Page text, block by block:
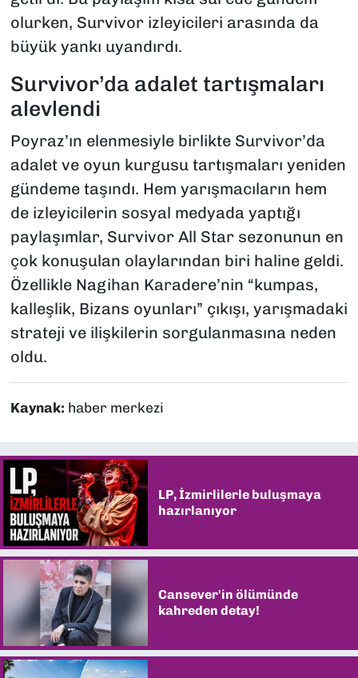
olurken, Survivor izleyicileri arasında da
büyük yankı uyandırdı.
Survivor’da adalet tartışmaları
alevlendi
Poyraz’ın elenmesiyle birlikte Survivor’da
adalet ve oyun kurgusu tartışmaları yeniden
gündeme taşındı. Hem yarışmacıların hem
de izleyicilerin sosyal medyada yaptığı
paylaşımlar, Survivor All Star sezonunun en
çok konuşulan olaylarından biri haline geldi.
Özellikle Nagihan Karadere’nin “kumpas,
kalleşlik, Bizans oyunları” çıkışı, yarışmadaki
strateji ve ilişkilerin sorgulanmasına neden
oldu.
Kaynak: haber merkezi
LP, İzmirlilerle buluşmaya
hazırlanıyor
Cansever'in ölümünde
kahreden detay!